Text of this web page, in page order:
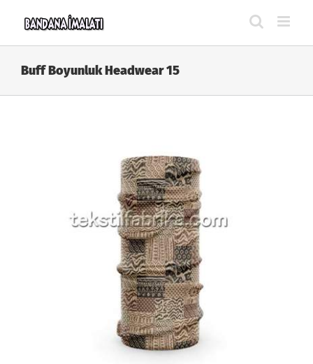
Buff Boyunluk Headwear 15